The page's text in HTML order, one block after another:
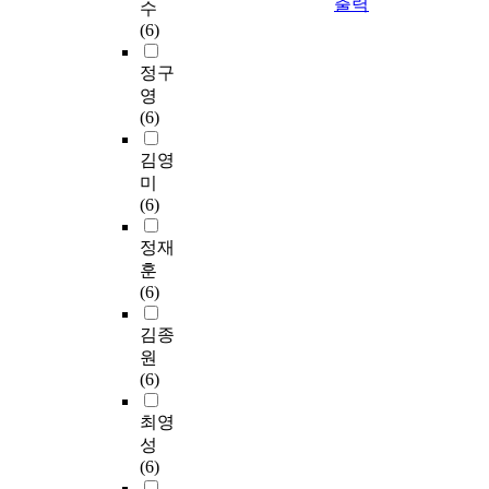
수
(6)
정구
영
(6)
김영
미
(6)
정재
훈
(6)
김종
원
(6)
최영
성
(6)
출력